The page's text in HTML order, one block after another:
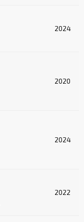
2024
2020
2024
2022